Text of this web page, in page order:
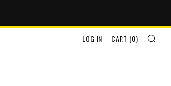
LOG IN CART (0)